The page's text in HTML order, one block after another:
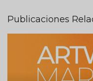
Publicaciones